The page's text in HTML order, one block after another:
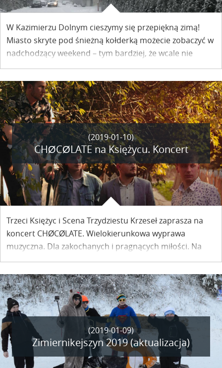
W Kazimierzu Dolnym cieszymy się przepiękną zimą!
Miasto skryte pod śnieżną kołderką możecie zobaczyć w
nadchodzący weekend – tym bardziej, że wcale nie
zapadło w zimowy sen. Zobaczcie, co będzie się u nas
działo w najbliższym czasie.
(2019-01-10)
CHØCØLATE na Księżycu. Koncert
Trzeci Księżyc i Scena Trzydziestu Krzeseł zaprasza na
koncert CHØCØLATE. Wielokierunkowa wyprawa
muzyczna. Dla zakochanych i pragnących miłości. Na
słodko i z lekką domieszką chili. Troszkę melancholii i
troszkę klubowo. Pewne jest miękkie lądowanie. Trzeci
Księżyc na niebieskim firmamencie kazimierskiego nieba
zaprasza serdecznie.
(2019-01-09)
Zimiernikejszyn 2019 (aktualizacja)